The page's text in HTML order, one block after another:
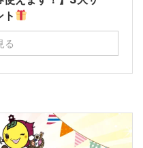
る